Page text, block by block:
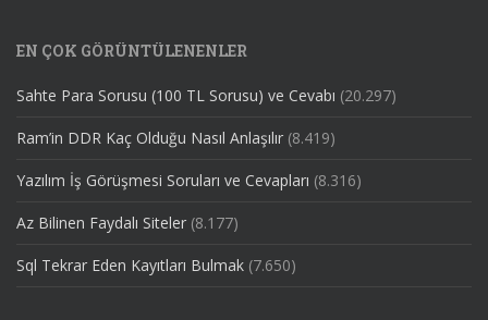
EN ÇOK GÖRÜNTÜLENENLER
Sahte Para Sorusu (100 TL Sorusu) ve Cevabı (20.297)
Ram’in DDR Kaç Olduğu Nasıl Anlaşılır (8.419)
Yazılım İş Görüşmesi Soruları ve Cevapları (8.316)
Az Bilinen Faydalı Siteler (8.177)
Sql Tekrar Eden Kayıtları Bulmak (7.650)